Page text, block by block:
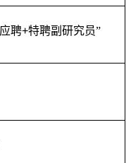
聘+特聘副研究员”